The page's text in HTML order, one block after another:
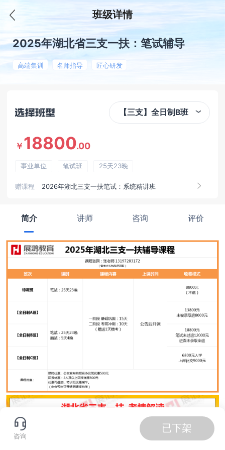
班级详情
2025年湖北省三支一扶：笔试辅导
高端集训 名师指导 匠心研发
【三支】全日制B班
￥ 18800.00
事业单位 笔试班 25天23晚
赠课程 2026年湖北三支一扶笔试：系统精讲班
简介 讲师 咨询 评价
咨询
已下架